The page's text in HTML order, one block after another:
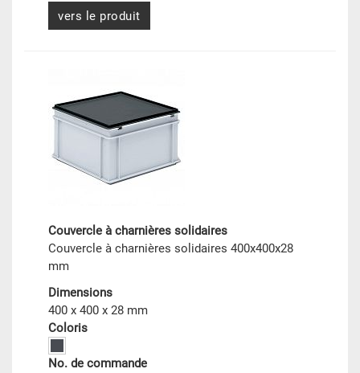
vers le produit
Couvercle à charnières solidaires
Couvercle à charnières solidaires 400x400x28
mm
Dimensions
400 x 400 x 28 mm
Coloris
No. de commande